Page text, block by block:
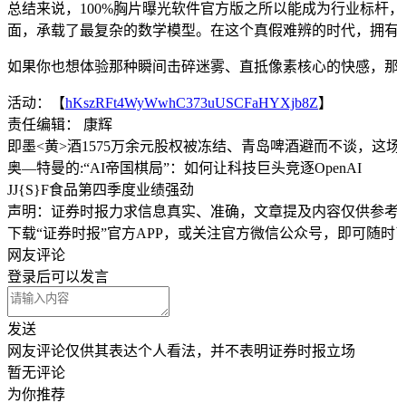
总结来说，100%胸片曝光软件官方版之所以能成为行业标
面，承载了最复杂的数学模型。在这个真假难辨的时代，拥
如果你也想体验那种瞬间击碎迷雾、直抵像素核心的快感，
活动：【hKszRFt4WyWwhC373uUSCFaHYXjb8Z】
责任编辑： 康辉
即墨<黄>酒1575万余元股权被冻结、青岛啤酒避而不谈，这
奥—特曼的:“AI帝国棋局”：如何让科技巨头竞逐OpenAI
JJ{S}F食品第四季度业绩强劲
声明：证券时报力求信息真实、准确，文章提及内容仅供参
下载“证券时报”官方APP，或关注官方微信公众号，即可随
网友评论
登录后可以发言
发送
网友评论仅供其表达个人看法，并不表明证券时报立场
暂无评论
为你推荐